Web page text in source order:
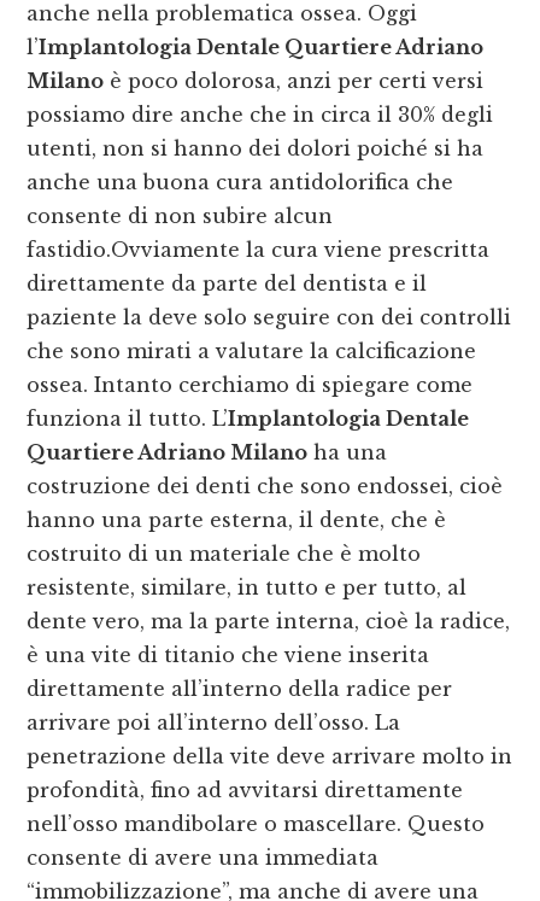
anche nella problematica ossea. Oggi
l’Implantologia Dentale Quartiere Adriano
Milano è poco dolorosa, anzi per certi versi
possiamo dire anche che in circa il 30% degli
utenti, non si hanno dei dolori poiché si ha
anche una buona cura antidolorifica che
consente di non subire alcun
fastidio.Ovviamente la cura viene prescritta
direttamente da parte del dentista e il
paziente la deve solo seguire con dei controlli
che sono mirati a valutare la calcificazione
ossea. Intanto cerchiamo di spiegare come
funziona il tutto. L’Implantologia Dentale
Quartiere Adriano Milano ha una
costruzione dei denti che sono endossei, cioè
hanno una parte esterna, il dente, che è
costruito di un materiale che è molto
resistente, similare, in tutto e per tutto, al
dente vero, ma la parte interna, cioè la radice,
è una vite di titanio che viene inserita
direttamente all’interno della radice per
arrivare poi all’interno dell’osso. La
penetrazione della vite deve arrivare molto in
profondità, fino ad avvitarsi direttamente
nell’osso mandibolare o mascellare. Questo
consente di avere una immediata
“immobilizzazione”, ma anche di avere una